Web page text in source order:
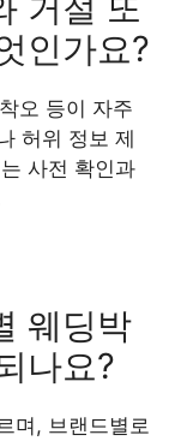
인가요?
오 등이 자주
허위 정보 제
사전 확인과
웨딩박
나요?
며, 브랜드별로